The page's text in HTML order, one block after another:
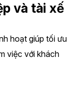
và tài xế
hoạt giúp tối ưu
việc với khách